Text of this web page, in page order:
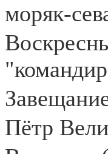
моряк-
Пётр